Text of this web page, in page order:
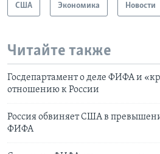
США Экономика Новости
Читайте также
Госдепартамент о деле ФИФА и
отношению к России
Россия обвиняет США в
ФИФА